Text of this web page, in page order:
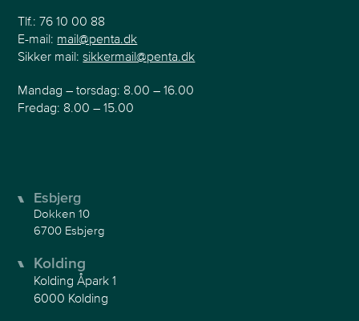
Tlf.:76 10 00 88
E-mail: mail@penta.dk
Sikker mail:sikkermail@penta.dk
Mandag – torsdag: 8.00 – 16.00
Fredag: 8.00 – 15.00
Esbjerg
Dokken 10
6700 Esbjerg
Kolding
Kolding Åpark 1
6000 Kolding